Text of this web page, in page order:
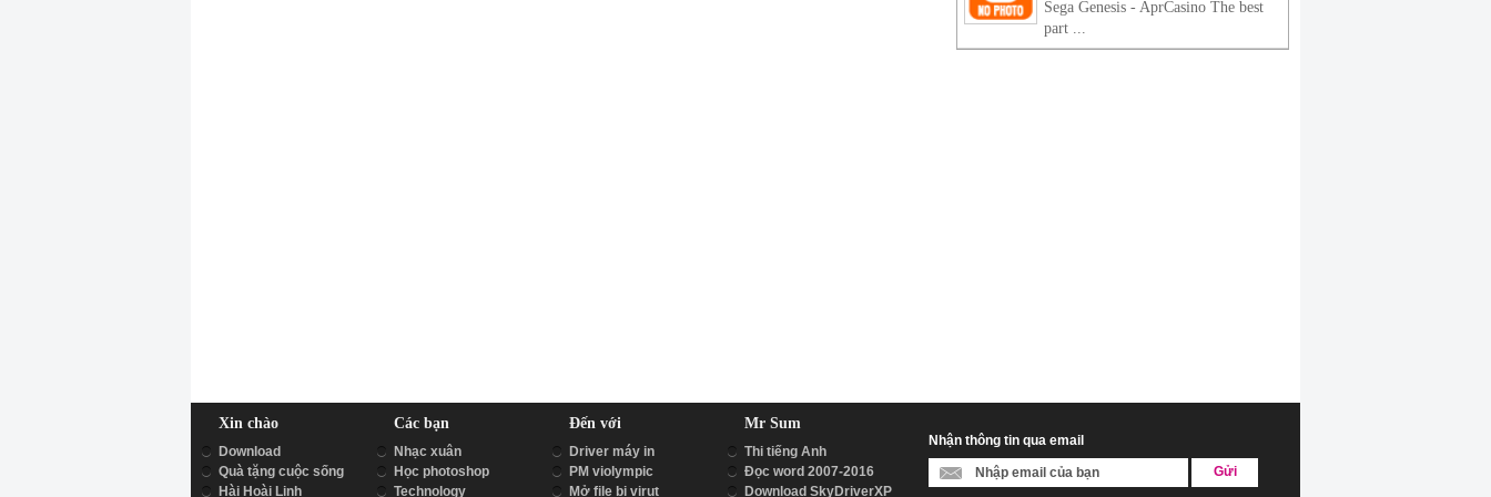
Sega Genesis - AprCasino The best
part ...
Xin chào
Download
Quà tặng cuộc sống
Hài Hoài Linh
Các bạn
Nhạc xuân
Học photoshop
Technology
Đến với
Driver máy in
PM violympic
Mở file bị virut
Mr Sum
Thi tiếng Anh
Đọc word 2007-2016
Download SkyDriverXP
Nhận thông tin qua email